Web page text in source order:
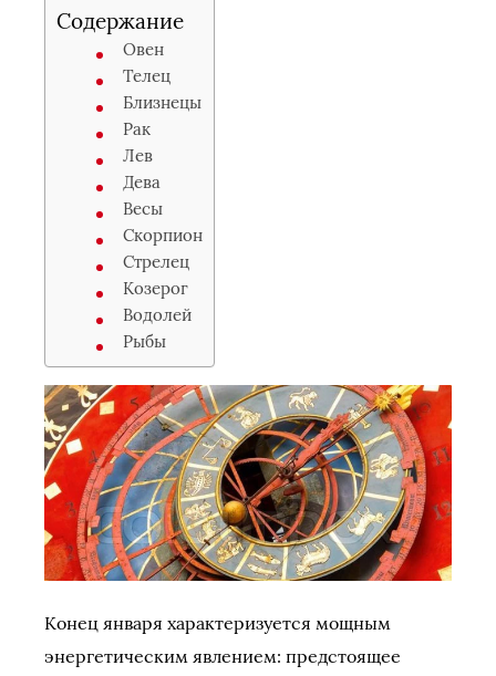
Содержание
Овен
Телец
Близнецы
Рак
Лев
Дева
Весы
Скорпион
Стрелец
Козерог
Водолей
Рыбы
Конец января характеризуется мощным
энергетическим явлением: предстоящее